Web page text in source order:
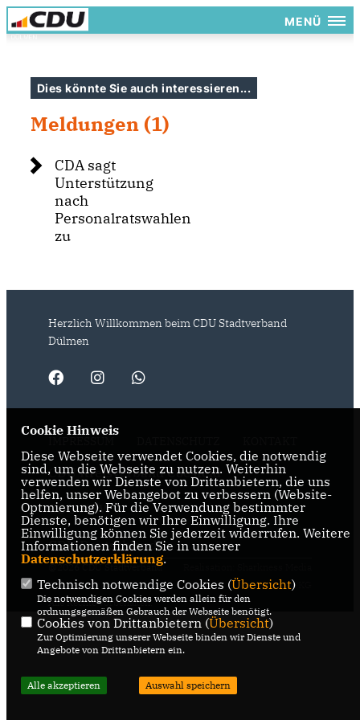
MENÜ
Dies könnte Sie auch interessieren...
Meldungen (1)
CDA sagt
Unterstützung
nach
Personalratswahlen
zu
Herzlich Willkommen beim CDU Stadtverband
Dülmen
CDU Kreisverband Coesfeld
CDU NRW
CDU Deutschlands
@2026 CDU Stadtverband
Dülmen
Alle Rechte vorbehalten.
GmbH & Co. KG
Cookie Hinweis
Diese Webseite verwendet Cookies, die notwendig
sind, um die Webseite zu nutzen. Weiterhin
verwenden wir Dienste von Drittanbietern, die uns
helfen, unser Webangebot zu verbessern (Website-
Optmierung). Für die Verwendung bestimmter
Dienste, benötigen wir Ihre Einwilligung. Ihre
Einwilligung können Sie jederzeit widerrufen. Weitere
Informationen finden Sie in unserer
Datenschutzerklärung.
Technisch notwendige Cookies (Übersicht)
Die notwendigen Cookies werden allein für den
ordnungsgemäßen Gebrauch der Webseite benötigt.
Cookies von Drittanbietern (Übersicht)
Zur Optimierung unserer Webseite binden wir Dienste und
Angebote von Drittanbietern ein.
Alle akzeptieren Auswahl speichern